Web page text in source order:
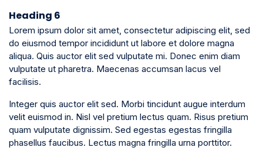
Heading 6
Lorem ipsum dolor sit amet, consectetur adipiscing elit, sed
do eiusmod tempor incididunt ut labore et dolore magna
aliqua. Quis auctor elit sed vulputate mi. Donec enim diam
vulputate ut pharetra. Maecenas accumsan lacus vel
facilisis.
Integer quis auctor elit sed. Morbi tincidunt augue interdum
velit euismod in. Nisl vel pretium lectus quam. Risus pretium
quam vulputate dignissim. Sed egestas egestas fringilla
phasellus faucibus. Lectus magna fringilla urna porttitor.